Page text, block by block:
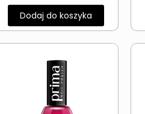
Dodaj do koszyka